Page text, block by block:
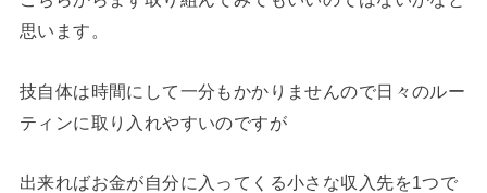
思います。
技自体は時間にして一分もかかりませんので日々のルー
ティンに取り入れやすいのですが
出来ればお金が自分に入ってくる小さな収入先を1つで